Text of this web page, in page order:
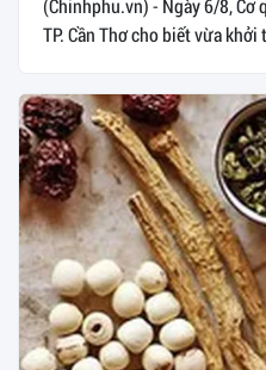
(Chinhphu.vn) - Ngày 6/8, Cơ
TP. Cần Thơ cho biết vừa khởi